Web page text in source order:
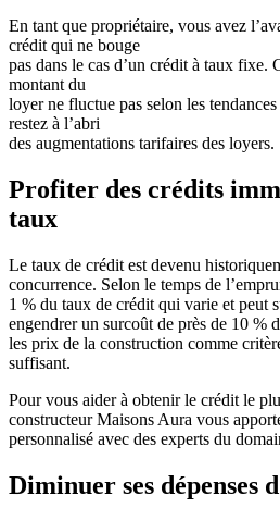
En tant que propriétaire, vous avez
crédit qui ne bouge
pas dans le cas d’un crédit à taux fixe.
montant du
loyer ne fluctue pas selon les
restez à l’abri
des augmentations tarifaires des loyers.
Profiter des crédits
taux
Le taux de crédit est devenu
concurrence. Selon le temps de
1 % du taux de crédit qui varie et peut
engendrer un surcoût de près de 10 %
les prix de la construction comme
suffisant.
Pour vous aider à obtenir le crédit le
constructeur Maisons Aura vous
personnalisé avec des experts du
Diminuer ses dépenses